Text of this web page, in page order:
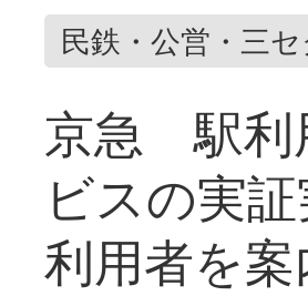
民鉄・公営・三セ
京急 駅利
ビスの実
利用者を案